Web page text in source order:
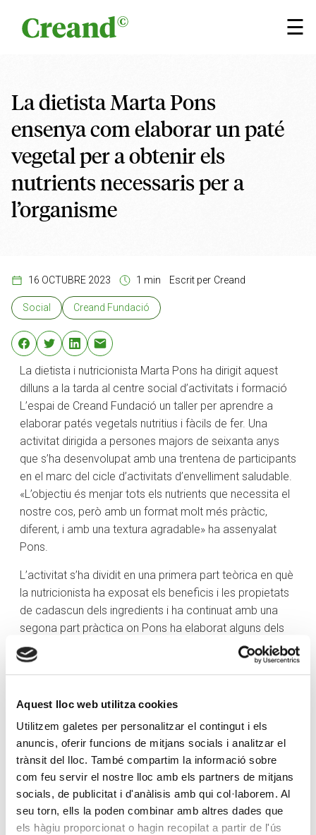
Aquest lloc web utilitza cookies
Utilitzem galetes per personalitzar el contingut i els
anuncis, oferir funcions de mitjans socials i analitzar el
trànsit del lloc. També compartim la informació sobre
com feu servir el nostre lloc amb els partners de mitjans
socials, de publicitat i d'anàlisis amb qui col·laborem. Al
seu torn, ells la poden combinar amb altres dades que
els hàgiu proporcionat o hagin recopilat a partir de l'ús
☰
×
La dietista Marta Pons
ensenya com elaborar un paté
vegetal per a obtenir els
nutrients necessaris per a
l’organisme
16 OCTUBRE 2023 1 min Escrit per Creand
Social Creand Fundació
La dietista i nutricionista Marta Pons ha dirigit aquest
dilluns a la tarda al centre social d’activitats i formació
L’espai de Creand Fundació un taller per aprendre a
elaborar patés vegetals nutritius i fàcils de fer. Una
activitat dirigida a persones majors de seixanta anys
que s’ha desenvolupat amb una trentena de participants
en el marc del cicle d’activitats d’envelliment saludable.
«L’objectiu és menjar tots els nutrients que necessita el
nostre cos, però amb un format molt més pràctic,
diferent, i amb una textura agradable» ha assenyalat
Pons.
L’activitat s’ha dividit en una primera part teòrica en què
la nutricionista ha exposat els beneficis i les propietats
de cadascun dels ingredients i ha continuat amb una
segona part pràctica on Pons ha elaborat alguns dels
patés proposats al taller: paté de pèsol i alvocat, paté
de llenties i pesto vermell, paté de nous i bolets i paté
fruits secs, que són aliments molt nutritius des del punt
vitamines i dels minerals» ha indicat Pons durant
l’activitat. «A més, són aliments molt sostenibles, que és
un tema que sempre intentem tenir present a l’hora de
fer les receptes» ha afegit la nutricionista. Finalment, el
taller ha finalitzat amb un tast on els participants han
pogut degustar el resultat final.